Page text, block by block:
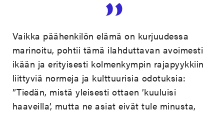
Vaikka päähenkilön elämä on kurjuudessa
marinoitu, pohtii tämä ilahduttavan avoimesti
ikään ja erityisesti kolmenkympin rajapyykkiin
liittyviä normeja ja kulttuurisia odotuksia:
”Tiedän, mistä yleisesti ottaen ’kuuluisi
haaveilla’, mutta ne asiat eivät tule minusta,